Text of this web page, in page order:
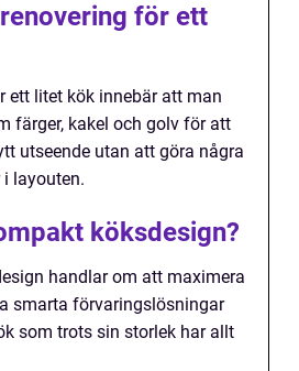
för ett
ett litet kök innebär att man
färger, kakel och golv för att
utseende utan att göra några
layouten.
köksdesign?
handlar om att maximera
smarta förvaringslösningar
som trots sin storlek har allt